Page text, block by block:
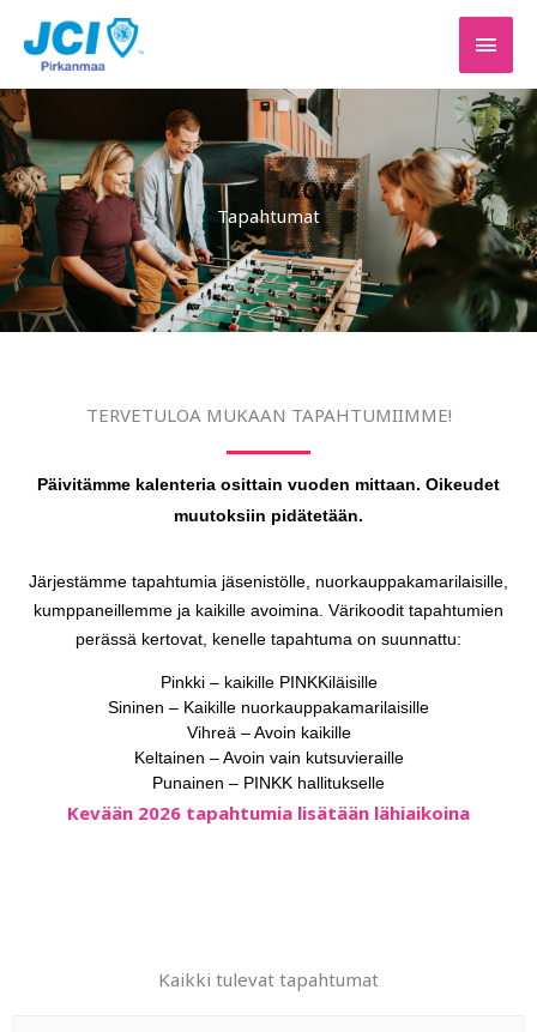
sisältöön
Tapahtumat
TERVETULOA MUKAAN TAPAHTUMIIMME!
Päivitämme kalenteria osittain vuoden mittaan. Oikeudet
muutoksiin pidätetään.
Järjestämme tapahtumia jäsenistölle, nuorkauppakamarilaisille,
kumppaneillemme ja kaikille avoimina. Värikoodit tapahtumien
perässä kertovat, kenelle tapahtuma on suunnattu:
Pinkki – kaikille PINKKiläisille
Sininen – Kaikille nuorkauppakamarilaisille
Vihreä – Avoin kaikille
Keltainen – Avoin vain kutsuvieraille
Punainen – PINKK hallitukselle
Kevään 2026 tapahtumia lisätään lähiaikoina
Kaikki tulevat tapahtumat